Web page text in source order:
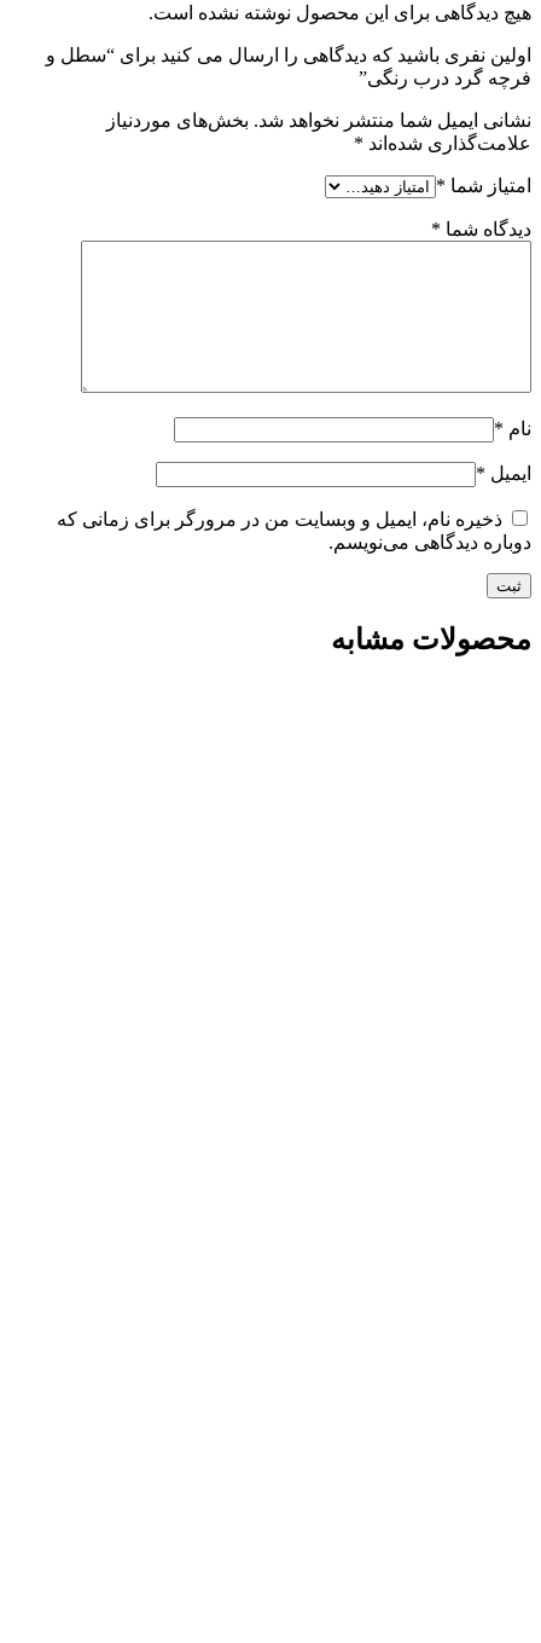
هیچ دیدگاهی برای این محصول نوشته نشده است.
اولین نفری باشید که دیدگاهی را ارسال می کنید برای “سطل و
فرچه گرد درب رنگی”
نشانی ایمیل شما منتشر نخواهد شد. بخش‌های موردنیاز
علامت‌گذاری شده‌اند *
امتیاز شما *
دیدگاه شما *
نام *
ایمیل *
ذخیره نام، ایمیل و وبسایت من در مرورگر برای زمانی که
دوباره دیدگاهی می‌نویسم.
محصولات مشابه